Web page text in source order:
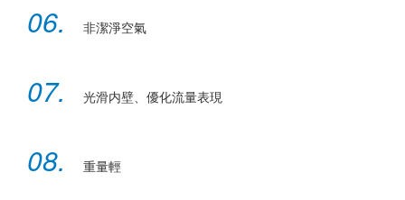
06. 非潔淨空氣
07. 光滑内壁、優化流量表現
08. 重量輕